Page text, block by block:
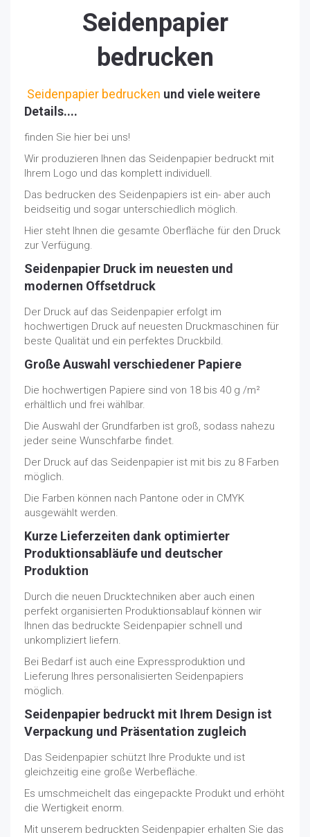
Seidenpapier
bedrucken
Seidenpapier bedrucken und viele weitere
Details....
finden Sie hier bei uns!
Wir produzieren Ihnen das Seidenpapier bedruckt mit
Ihrem Logo und das komplett individuell.
Das bedrucken des Seidenpapiers ist ein- aber auch
beidseitig und sogar unterschiedlich möglich.
Hier steht Ihnen die gesamte Oberfläche für den Druck
zur Verfügung.
Seidenpapier Druck im neuesten und
modernen Offsetdruck
Der Druck auf das Seidenpapier erfolgt im
hochwertigen Druck auf neuesten Druckmaschinen für
beste Qualität und ein perfektes Druckbild.
Große Auswahl verschiedener Papiere
Die hochwertigen Papiere sind von 18 bis 40 g /m²
erhältlich und frei wählbar.
Die Auswahl der Grundfarben ist groß, sodass nahezu
jeder seine Wunschfarbe findet.
Der Druck auf das Seidenpapier ist mit bis zu 8 Farben
möglich.
Die Farben können nach Pantone oder in CMYK
ausgewählt werden.
Kurze Lieferzeiten dank optimierter
Produktionsabläufe und deutscher
Produktion
Durch die neuen Drucktechniken aber auch einen
perfekt organisierten Produktionsablauf können wir
Ihnen das bedruckte Seidenpapier schnell und
unkompliziert liefern.
Bei Bedarf ist auch eine Expressproduktion und
Lieferung Ihres personalisierten Seidenpapiers
möglich.
Seidenpapier bedruckt mit Ihrem Design ist
Verpackung und Präsentation zugleich
Das Seidenpapier schützt Ihre Produkte und ist
gleichzeitig eine große Werbefläche.
Es umschmeichelt das eingepackte Produkt und erhöht
die Wertigkeit enorm.
Mit unserem bedruckten Seidenpapier erhalten Sie das